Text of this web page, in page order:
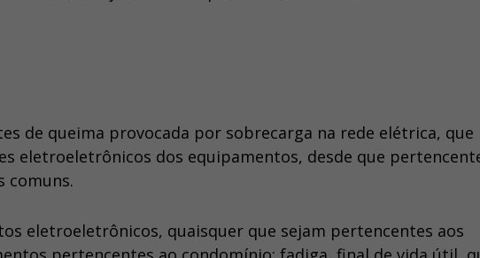
de queima provocada por sobrecarga na rede elétrica, que
eletroeletrônicos dos equipamentos, desde que
comuns.
eletroeletrônicos, quaisquer que sejam pertencentes aos